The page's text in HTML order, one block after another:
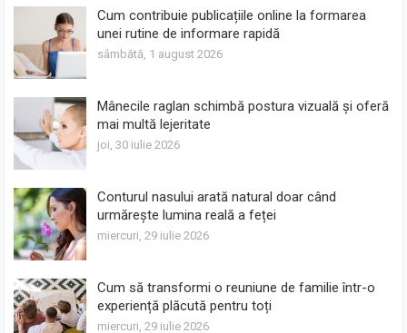
Cum contribuie publicațiile online la formarea
unei rutine de informare rapidă
sâmbătă, 1 august 2026
Mânecile raglan schimbă postura vizuală și oferă
mai multă lejeritate
joi, 30 iulie 2026
Conturul nasului arată natural doar când
urmărește lumina reală a feței
miercuri, 29 iulie 2026
Cum să transformi o reuniune de familie într-o
experiență plăcută pentru toți
miercuri, 29 iulie 2026